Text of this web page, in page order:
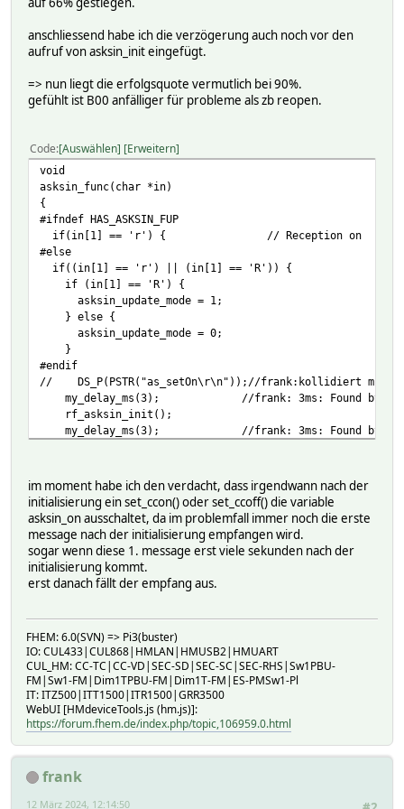
anschliessend habe ich die verzögerung auch noch vor den
aufruf von asksin_init eingefügt.
=> nun liegt die erfolgsquote vermutlich bei 90%.
gefühlt ist B00 anfälliger für probleme als zb reopen.
Code Auswählen Erweitern
void
asksin_func(char *in)
{
#ifndef HAS_ASKSIN_FUP
if(in[1] == 'r') { // Reception on
#else
if((in[1] == 'r') || (in[1] == 'R')) { //
if (in[1] == 'R') {
asksin_update_mode = 1;
} else {
asksin_update_mode = 0;
}
#endif
// DS_P(PSTR("as_setOn\r\n"));//frank:kollidiert mit
my_delay_ms(3); //frank: 3ms: Found by
rf_asksin_init();
my_delay_ms(3); //frank: 3ms: Found by
} else if(in[1] == 's') { // Send
asksin_send(in+1);
} else { // Off
DS_P(PSTR("as_setOff\r\n"));//frank:
asksin_on = 0;
im moment habe ich den verdacht, dass irgendwann nach der
initialisierung ein set_ccon() oder set_ccoff() die variable
asksin_on ausschaltet, da im problemfall immer noch die erste
message nach der initialisierung empfangen wird.
sogar wenn diese 1. message erst viele sekunden nach der
initialisierung kommt.
erst danach fällt der empfang aus.
FHEM: 6.0(SVN) => Pi3(buster)
IO: CUL433|CUL868|HMLAN|HMUSB2|HMUART
CUL_HM: CC-TC|CC-VD|SEC-SD|SEC-SC|SEC-RHS|Sw1PBU-
FM|Sw1-FM|Dim1TPBU-FM|Dim1T-FM|ES-PMSw1-Pl
IT: ITZ500|ITT1500|ITR1500|GRR3500
WebUI [HMdeviceTools.js (hm.js)]:
https://forum.fhem.de/index.php/topic,106959.0.html
frank
12 März 2024, 12:14:50